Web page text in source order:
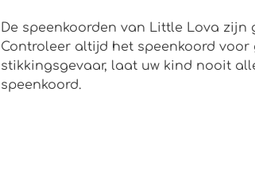
De speenkoorden van Little Lova zijn
Controleer altijd het speenkoord voor
stikkingsgevaar, laat uw kind nooit
speenkoord.